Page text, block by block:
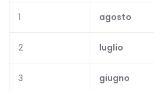
1 agosto
2 luglio
3 giugno